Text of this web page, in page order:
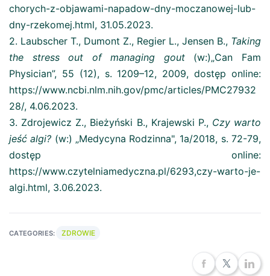
chorych-z-objawami-napadow-dny-moczanowej-lub-
dny-rzekomej.html, 31.05.2023.
2. Laubscher T., Dumont Z., Regier L., Jensen B., Taking
the stress out of managing gout (w:)„Can Fam
Physician”, 55 (12), s. 1209–12, 2009, dostęp online:
https://www.ncbi.nlm.nih.gov/pmc/articles/PMC27932
28/, 4.06.2023.
3. Zdrojewicz Z., Bieżyński B., Krajewski P., Czy warto
jeść algi? (w:) „Medycyna Rodzinna", 1a/2018, s. 72-79,
dostęp online:
https://www.czytelniamedyczna.pl/6293,czy-warto-je-
algi.html, 3.06.2023.
CATEGORIES: ZDROWIE